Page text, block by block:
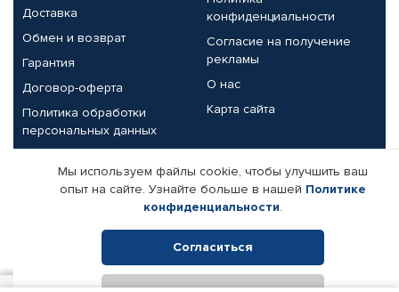
Доставка
Обмен и возврат
Гарантия
Договор-оферта
Политика обработки
персональных данных
конфиденциальности
Согласие на получение
рекламы
О нас
Карта сайта
Партнерам
Корпоративным клиентам
Поставщикам
Реквизиты компании
Мы используем файлы cookie, чтобы улучшить ваш
опыт на сайте. Узнайте больше в нашей Политике
конфиденциальности.
Согласиться